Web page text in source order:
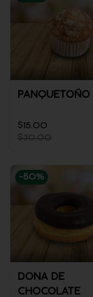
PANQUETOÑO
$15.00
$30.00
-50%
DONA DE
CHOCOLATE